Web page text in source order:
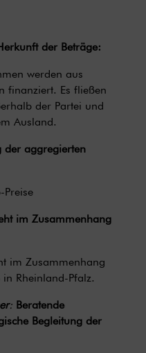
der Beträge:
werden aus
finanziert. Es fließen
der Partei und
Ausland.
der aggregierten
im Zusammenhang
im Zusammenhang
Rheinland-Pfalz.
: Beratende
Begleitung der